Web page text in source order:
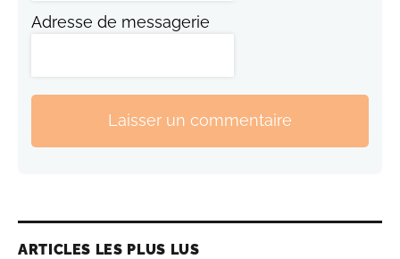
Adresse de messagerie
Laisser un commentaire
ARTICLES LES PLUS LUS